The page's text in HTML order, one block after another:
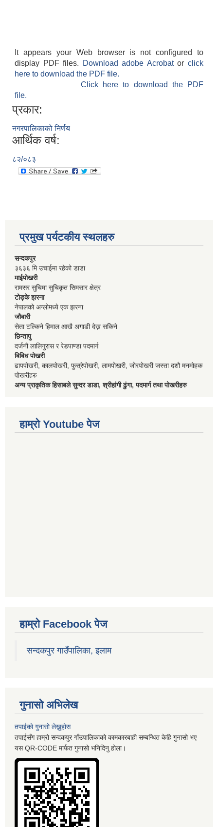
It appears your Web browser is not configured to
display PDF files.
Download adobe Acrobatorclick
here to download the PDF file.
Click here to download the PDF
file.
प्रकार:
नगरपालिकाको निर्णय
आर्थिक वर्ष:
८२/०८३
प्रमुख पर्यटकीय स्थलहरु
सन्दकपुर
३६३६ मि उचाईमा रहेको डाडा
माईपोखरी
रामसर सुचिमा सुचिकृत सिमसार क्षेत्र
टोड्के झरना
नेपालको अग्लोमध्ये एक झरना
जौबारी
सेता टल्किने हिमाल आखै अगाडी देख्न सकिने
छिन्तापु
दर्जनौ लालिगुरास र रेडपाण्डा पदमार्ग
बिबिध पोखरी
ढापपोखरी, कालपोखरी, फुस्रेपोखरी, लामपोखरी, जोरपोखरी जस्ता दशौ मनमोहक
पोखरीहरु
अन्य प्राकृतिक हिसाबले सुन्दर डाडा, श्रीहांगी ढुंगा, पदमार्ग तथा पोखरीहरु
हाम्रो Youtube पेज
हाम्रो Facebook पेज
सन्दकपुर गाउँपालिका, इलाम
गुनासो अभिलेख
तपाईको गुनासो लेख्नुहोस
तपाईसँग हाम्रो सन्दकपुर गाँउपालिकाको कामकारबाही सम्बन्धित केहि गुनासो भए
यस QR-CODE मार्फत गुनासो भनिदिनु होला।